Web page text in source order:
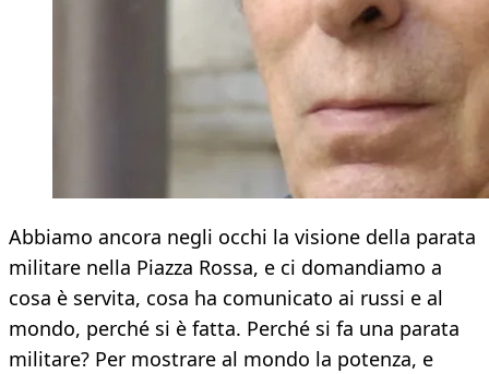
Abbiamo ancora negli occhi la visione della parata
militare nella Piazza Rossa, e ci domandiamo a
cosa è servita, cosa ha comunicato ai russi e al
mondo, perché si è fatta. Perché si fa una parata
militare? Per mostrare al mondo la potenza, e